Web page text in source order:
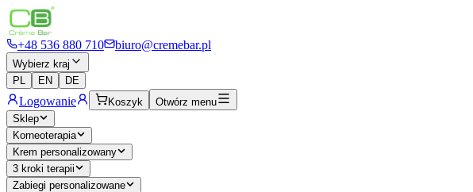
+48 536 880 710 biuro@cremebar.pl
Wybierz kraj
PL
EN DE
Logowanie Koszyk
Otwórz menu
Sklep
Korneoterapia
Krem personalizowany
3 kroki terapii
Zabiegi personalizowane